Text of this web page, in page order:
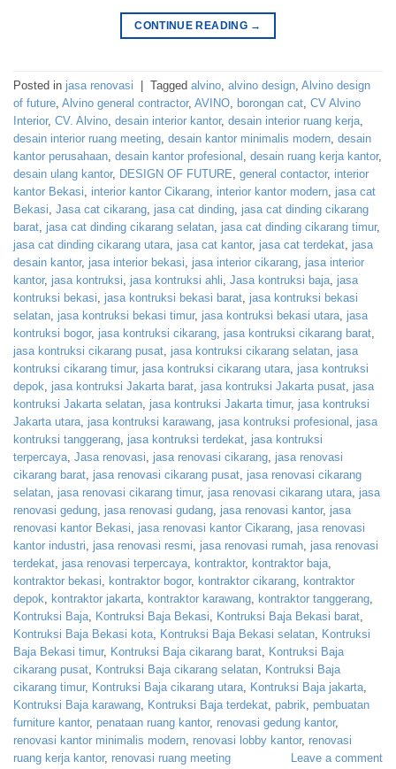
CONTINUE READING →
Posted in jasa renovasi Tagged alvino, alvino design, Alvino design
of future, Alvino general contractor, AVINO, borongan cat, CV Alvino
Interior, CV. Alvino, desain interior kantor, desain interior ruang kerja,
desain interior ruang meeting, desain kantor minimalis modern, desain
kantor perusahaan, desain kantor profesional , desain ruang kerja kantor,
desain ulang kantor, DESIGN OF FUTURE, general contactor, interior
kantor Bekasi, interior kantor Cikarang, interior kantor modern, jasa cat
Bekasi, Jasa cat cikarang, jasa cat dinding, jasa cat dinding cikarang
barat, jasa cat dinding cikarang selatan, jasa cat dinding cikarang timur,
jasa cat dinding cikarang utara, jasa cat kantor, jasa cat terdekat, jasa
desain kantor, jasa interior bekasi, jasa interior cikarang, jasa interior
kantor, jasa kontruksi, jasa kontruksi ahli, Jasa kontruksi baja, jasa
kontruksi bekasi, jasa kontruksi bekasi barat, jasa kontruksi bekasi
selatan, jasa kontruksi bekasi timur, jasa kontruksi bekasi utara, jasa
kontruksi bogor, jasa kontruksi cikarang, jasa kontruksi cikarang barat,
jasa kontruksi cikarang pusat, jasa kontruksi cikarang selatan, jasa
kontruksi cikarang timur, jasa kontruksi cikarang utara, jasa kontruksi
depok, jasa kontruksi Jakarta barat, jasa kontruksi Jakarta pusat, jasa
kontruksi Jakarta selatan, jasa kontruksi Jakarta timur, jasa kontruksi
Jakarta utara, jasa kontruksi karawang, jasa kontruksi profesional , jasa
kontruksi tanggerang, jasa kontruksi terdekat, jasa kontruksi
terpercaya, Jasa renovasi, jasa renovasi cikarang, jasa renovasi
cikarang barat, jasa renovasi cikarang pusat, jasa renovasi cikarang
selatan, jasa renovasi cikarang timur, jasa renovasi cikarang utara, jasa
renovasi gedung, jasa renovasi gudang, jasa renovasi kantor, jasa
renovasi kantor Bekasi, jasa renovasi kantor Cikarang, jasa renovasi
kantor industri, jasa renovasi resmi, jasa renovasi rumah, jasa renovasi
terdekat, jasa renovasi terpercaya, kontraktor, kontraktor baja,
kontraktor bekasi, kontraktor bogor, kontraktor cikarang, kontraktor
depok, kontraktor jakarta, kontraktor karawang, kontraktor tanggerang,
Kontruksi Baja, Kontruksi Baja Bekasi, Kontruksi Baja Bekasi barat,
Kontruksi Baja Bekasi kota, Kontruksi Baja Bekasi selatan, Kontruksi
Baja Bekasi timur, Kontruksi Baja cikarang barat, Kontruksi Baja
cikarang pusat, Kontruksi Baja cikarang selatan, Kontruksi Baja
cikarang timur, Kontruksi Baja cikarang utara, Kontruksi Baja jakarta,
Kontruksi Baja karawang, Kontruksi Baja terdekat, pabrik, pembuatan
furniture kantor, penataan ruang kantor, renovasi gedung kantor,
renovasi kantor minimalis modern, renovasi lobby kantor, renovasi
ruang kerja kantor, renovasi ruang meeting Leave a comment